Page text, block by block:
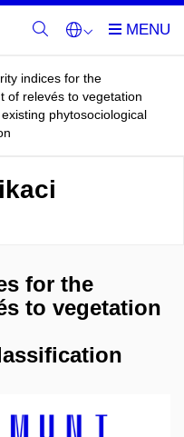
indices for the
of relevés to vegetation
phytosociological
for the
to vegetation